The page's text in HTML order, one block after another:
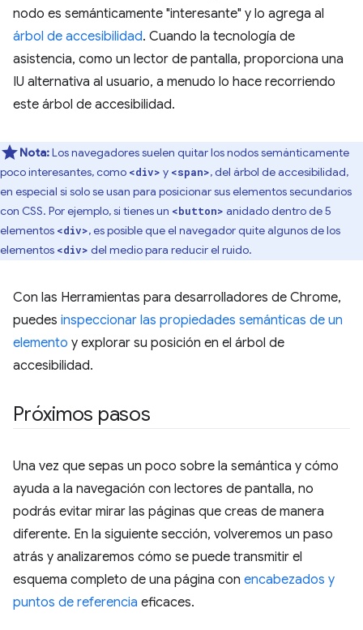
nodo es semánticamente "interesante" y lo agrega al
árbol de accesibilidad. Cuando la tecnología de
asistencia, como un lector de pantalla, proporciona una
IU alternativa al usuario, a menudo lo hace recorriendo
este árbol de accesibilidad.
Nota:Los navegadores suelen quitar los nodos semánticamente
poco interesantes, como <div> y <span>, del árbol de accesibilidad,
en especial si solo se usan para posicionar sus elementos secundarios
con CSS. Por ejemplo, si tienes un <button> anidado dentro de 5
elementos <div>, es posible que el navegador quite algunos de los
elementos <div> del medio para reducir el ruido.
Con las Herramientas para desarrolladores de Chrome,
puedes inspeccionar las propiedades semánticas de un
elemento y explorar su posición en el árbol de
accesibilidad.
Próximos pasos
Una vez que sepas un poco sobre la semántica y cómo
ayuda a la navegación con lectores de pantalla, no
podrás evitar mirar las páginas que creas de manera
diferente. En la siguiente sección, volveremos un paso
atrás y analizaremos cómo se puede transmitir el
esquema completo de una página con encabezados y
puntos de referencia eficaces.